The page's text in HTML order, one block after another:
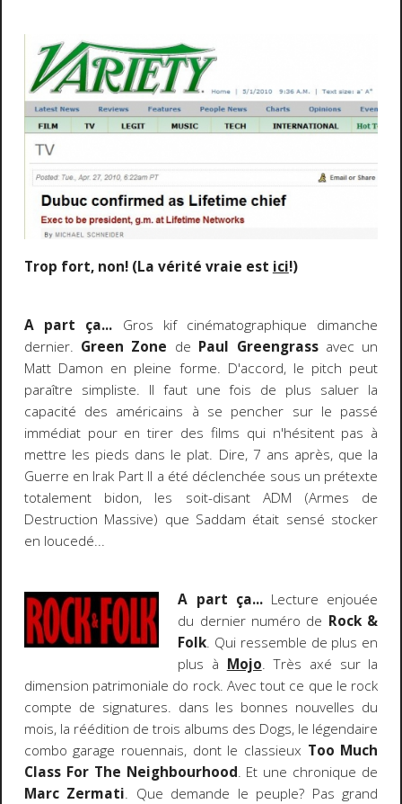
Trop fort, non! (La vérité vraie est ici!)
A part ça... Gros kif cinématographique dimanche
dernier. Green Zone de Paul Greengrassavec un
Matt Damon en pleine forme. D'accord, le pitch peut
paraître simpliste. Il faut une fois de plus saluer la
capacité des américains à se pencher sur le passé
immédiat pour en tirer des films qui n'hésitent pas à
mettre les pieds dans le plat. Dire, 7 ans après, que la
Guerre en Irak Part II a été déclenchée sous un prétexte
totalement bidon, les soit-disant ADM (Armes de
Destruction Massive) que Saddam était sensé stocker
en loucedé...
A part ça...Lecture enjouée
du dernier numéro de Rock &
Folk. Qui ressemble de plus en
plus à Mojo. Très axé sur la
dimension patrimoniale do rock. Avec tout ce que le rock
compte de signatures. dans les bonnes nouvelles du
mois, la réédition de trois albums des Dogs, le légendaire
combo garage rouennais, dont le classieux Too Much
Class For The Neighbourhood. Et une chronique de
Marc Zermati. Que demande le peuple? Pas grand